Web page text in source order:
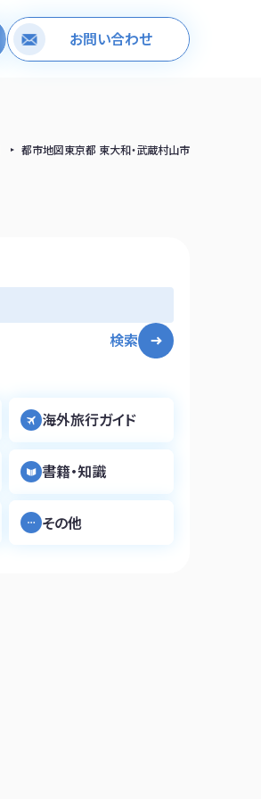
お問い合わせ
都市地図東京都 東大和・武蔵村山市
検索
海外旅行ガイド
書籍・知識
その他